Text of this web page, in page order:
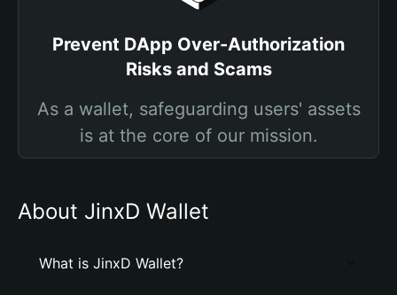
Prevent DApp Over-Authorization
Risks and Scams
As a wallet, safeguarding users' assets
is at the core of our mission.
About JinxD Wallet
What is JinxD Wallet?